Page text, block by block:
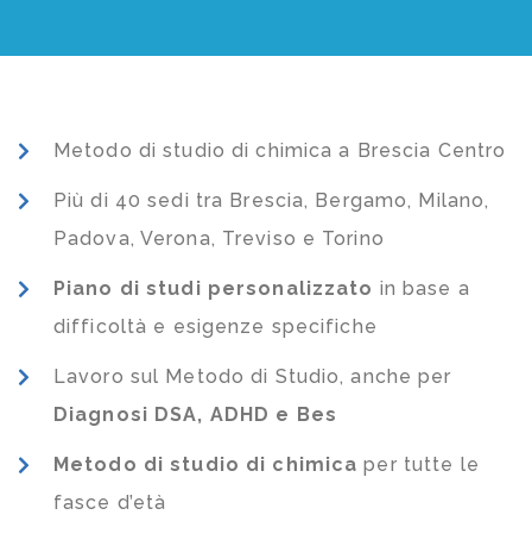
Metodo di studio di chimica a Brescia Centro
Più di 40 sedi tra Brescia, Bergamo, Milano,
Padova, Verona, Treviso e Torino
Piano di studi personalizzato in base a
difficoltà e esigenze specifiche
Lavoro sul Metodo di Studio, anche per
Diagnosi DSA, ADHD e Bes
Metodo di studio di chimica per tutte le
fasce d’età